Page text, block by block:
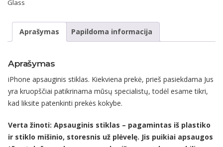
apsauginis
stiklas
juodas)
Glass
Aprašymas Papildoma informacija
Aprašymas
iPhone apsauginis stiklas. Kiekviena prekė, prieš pasiekdama Jus
yra kruopščiai patikrinama mūsų specialistų, todėl esame tikri,
kad liksite patenkinti prekės kokybe.
Verta žinoti: Apsauginis stiklas – pagamintas iš plastiko
ir stiklo mišinio, storesnis už plėvelę. Jis puikiai apsaugos